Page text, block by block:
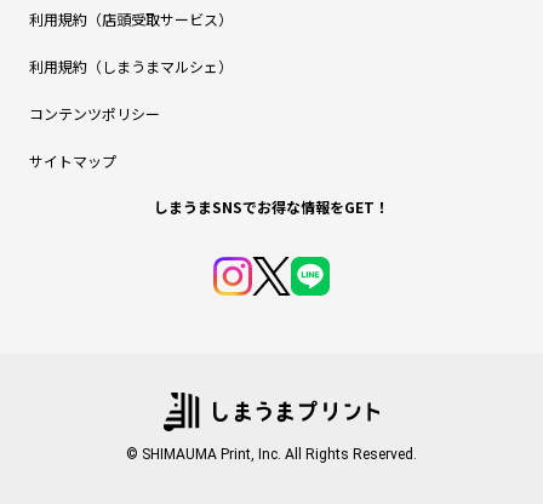
利用規約（店頭受取サービス）
利用規約（しまうまマルシェ）
コンテンツポリシー
サイトマップ
しまうまSNSでお得な情報をGET！
© SHIMAUMA Print, Inc. All Rights Reserved.